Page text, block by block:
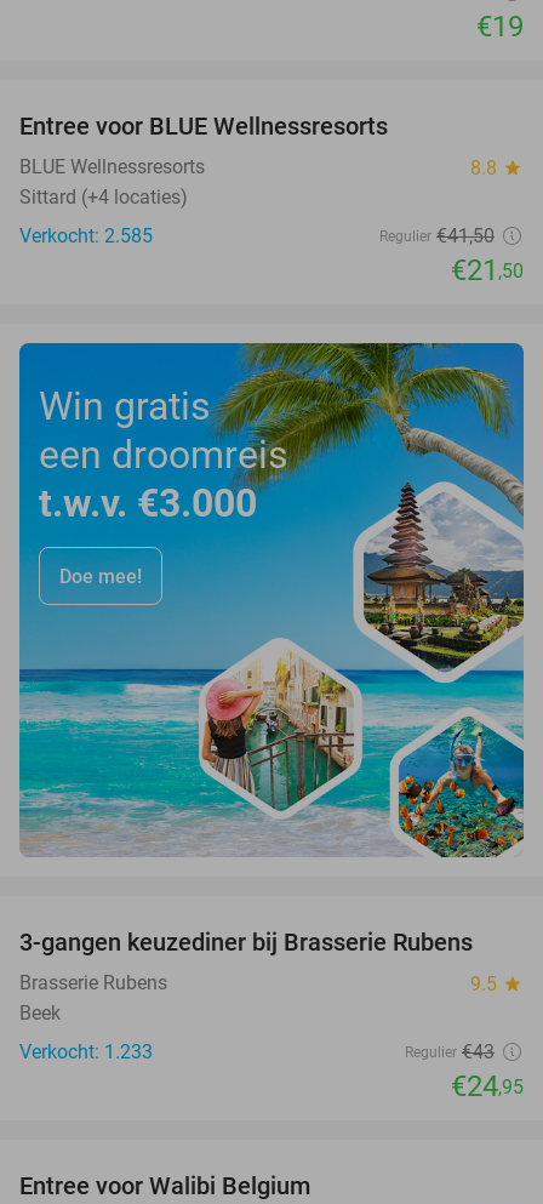
€19
Entree voor BLUE Wellnessresorts
BLUE Wellnessresorts 8.8 star
Sittard (+4 locaties)
Verkocht: 2.585
Regulier €41,50
€21 ,50
Win gratis
een droomreis
t.w.v. €3.000
Doe mee!
42%
3-gangen keuzediner bij Brasserie Rubens
Brasserie Rubens 9.5 star
Beek
Verkocht: 1.233
Regulier €43
€24,95
Entree voor Walibi Belgium